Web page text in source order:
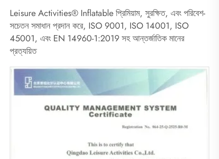
Leisure Activities® Inflatable প্রিমিয়াম, সুরক্ষিত, এবং পরিবেশ-
সচেতন সমাধান প্রদান করে, ISO 9001, ISO 14001, ISO
45001, এবং EN 14960-1:2019 সহ আন্তর্জাতিক মানের
প্রত্যয়িত